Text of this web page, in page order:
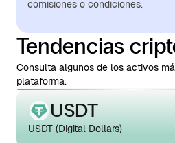
comisiones o condiciones.
Tendencias
Consulta algunos de los activos
plataforma.
USDT
USDT (Digital Dollars)